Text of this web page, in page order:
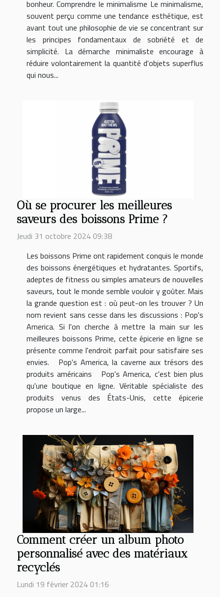
bonheur. Comprendre le minimalisme Le minimalisme,
souvent perçu comme une tendance esthétique, est
avant tout une philosophie de vie se concentrant sur
les principes fondamentaux de sobriété et de
simplicité. La démarche minimaliste encourage à
réduire volontairement la quantité d'objets superflus
qui nous...
Où se procurer les meilleures
saveurs des boissons Prime ?
Jeudi 31 octobre 2024 09:38
Les boissons Prime ont rapidement conquis le monde
des boissons énergétiques et hydratantes. Sportifs,
adeptes de fitness ou simples amateurs de nouvelles
saveurs, tout le monde semble vouloir y goûter. Mais
la grande question est : où peut-on les trouver ? Un
nom revient sans cesse dans les discussions : Pop's
America. Si l'on cherche à mettre la main sur les
meilleures boissons Prime, cette épicerie en ligne se
présente comme l'endroit parfait pour satisfaire ses
envies. Pop's America, la caverne aux trésors des
produits américains Pop's America, c'est bien plus
qu'une boutique en ligne. Véritable spécialiste des
produits venus des États-Unis, cette épicerie
propose un large...
Comment créer un album photo
personnalisé avec des matériaux
recyclés
Lundi 19 février 2024 01:16